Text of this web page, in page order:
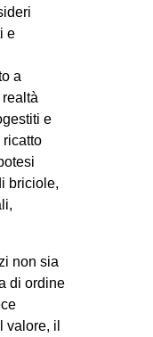
e
a
e
ricatto
briciole,
non sia
di ordine
valore, il